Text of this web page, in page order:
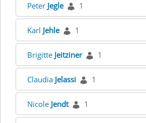
Peter Jegle 1
Karl Jehle 1
Brigitte Jeitziner 1
Claudia Jelassi 1
Nicole Jendt 1